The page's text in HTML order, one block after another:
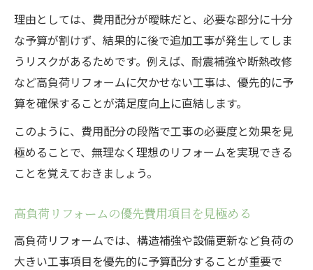
理由としては、費用配分が曖昧だと、必要な部分に十分
な予算が割けず、結果的に後で追加工事が発生してしま
うリスクがあるためです。例えば、耐震補強や断熱改修
など高負荷リフォームに欠かせない工事は、優先的に予
算を確保することが満足度向上に直結します。
このように、費用配分の段階で工事の必要度と効果を見
極めることで、無理なく理想のリフォームを実現できる
ことを覚えておきましょう。
高負荷リフォームの優先費用項目を見極める
高負荷リフォームでは、構造補強や設備更新など負荷の
大きい工事項目を優先的に予算配分することが重要で